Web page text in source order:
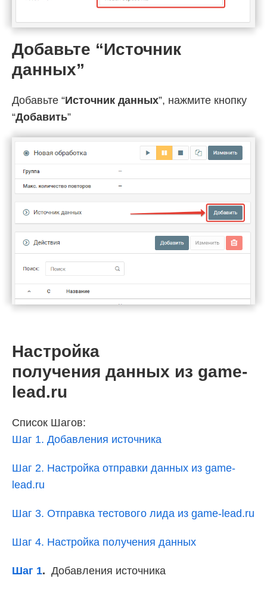
Добавьте “Источник
данных”
Добавьте “Источник данных”, нажмите кнопку
“Добавить”
Настройка
получения данных из game-
lead.ru
Список Шагов:
Шаг 1. Добавления источника
Шаг 2. Настройка отправки данных из game-
lead.ru
Шаг 3. Отправка тестового лида из game-lead.ru
Шаг 4. Настройка получения данных
Шаг 1. Добавления источника